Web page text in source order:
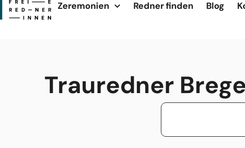
Zeremonien Redner finden Blog
Trauredner